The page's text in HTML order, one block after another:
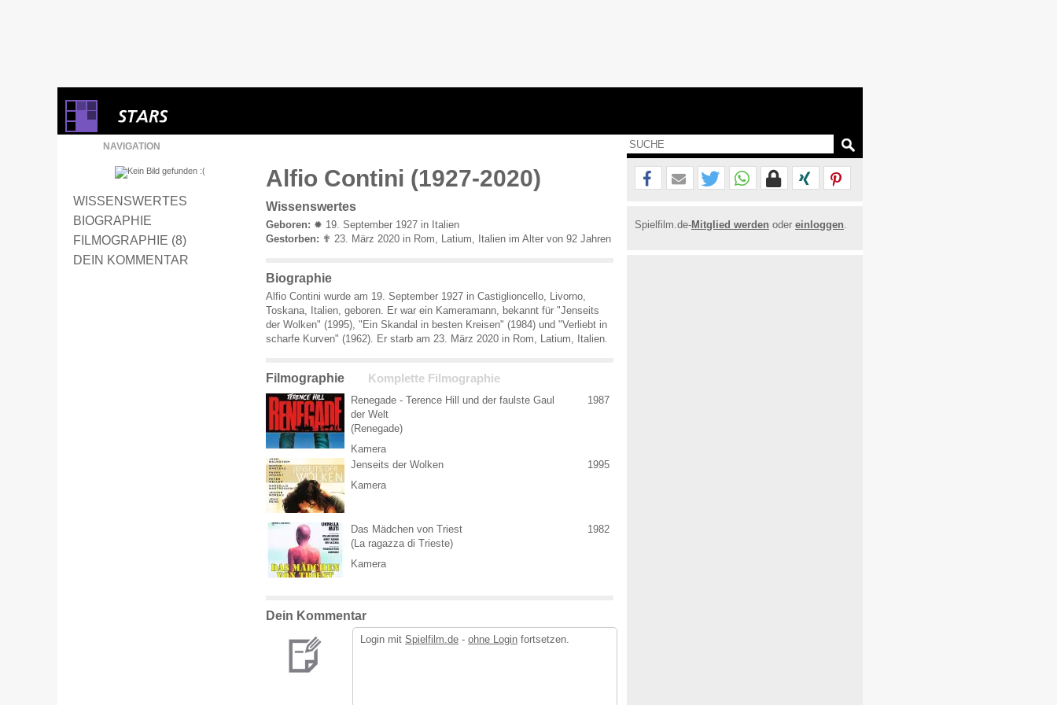
NAVIGATION
WISSENSWERTES
BIOGRAPHIE
FILMOGRAPHIE (8)
DEIN KOMMENTAR
Alfio Contini (1927-2020)
Wissenswertes
Geboren: ✹ 19. September 1927 in Italien
Gestorben: ✟ 23. März 2020 in Rom, Latium, Italien im Alter von 92 Jahren
Biographie
Alfio Contini wurde am 19. September 1927 in Castiglioncello, Livorno,
Toskana, Italien, geboren. Er war ein Kameramann, bekannt für "Jenseits
der Wolken" (1995), "Ein Skandal in besten Kreisen" (1984) und "Verliebt in
scharfe Kurven" (1962). Er starb am 23. März 2020 in Rom, Latium, Italien.
Filmographie Komplette Filmographie
Renegade - Terence Hill und der faulste Gaul
der Welt
(Renegade)
Kamera
1987
Jenseits der Wolken
Kamera
1995
Das Mädchen von Triest
(La ragazza di Trieste)
Kamera
1982
Dein Kommentar
Login mit Spielfilm.de - ohne Login fortsetzen.
Spielfilm.de-Mitglied werden oder einloggen.